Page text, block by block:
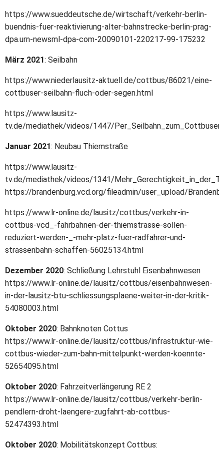
https://www.sueddeutsche.de/wirtschaft/verkehr-berlin-
buendnis-fuer-reaktivierung-alter-bahnstrecke-berlin-prag-
dpa.urn-newsml-dpa-com-20090101-220217-99-175232
März 2021: Seilbahn
https://www.niederlausitz-aktuell.de/cottbus/86021/eine-
cottbuser-seilbahn-fluch-oder-segen.html
https://www.lausitz-
tv.de/mediathek/videos/1447/
Januar 2021: Neubau Thiemstraße
https://www.lausitz-
tv.de/mediathek/videos/1341/
https://brandenburg.vcd.org/fileadmin/user_upload/
https://www.lr-online.de/lausitz/cottbus/verkehr-in-
cottbus-vcd_-fahrbahnen-der-thiemstrasse-sollen-
reduziert-werden-_-mehr-platz-fuer-radfahrer-und-
strassenbahn-schaffen-56025134.html
Dezember 2020: Schließung Lehrstuhl Eisenbahnwesen
https://www.lr-online.de/lausitz/cottbus/eisenbahnwesen-
in-der-lausitz-btu-schliessungsplaene-weiter-in-der-kritik-
54080003.html
Oktober 2020: Bahnknoten Cottus
https://www.lr-online.de/lausitz/cottbus/infrastruktur-wie-
cottbus-wieder-zum-bahn-mittelpunkt-werden-koennte-
52654095.html
Oktober 2020: Fahrzeitverlängerung RE 2
https://www.lr-online.de/lausitz/cottbus/verkehr-berlin-
pendlern-droht-laengere-zugfahrt-ab-cottbus-
52474393.html
Oktober 2020: Mobilitätskonzept Cottbus: